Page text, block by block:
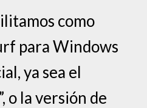
como
para Windows
ya sea el
o la versión de